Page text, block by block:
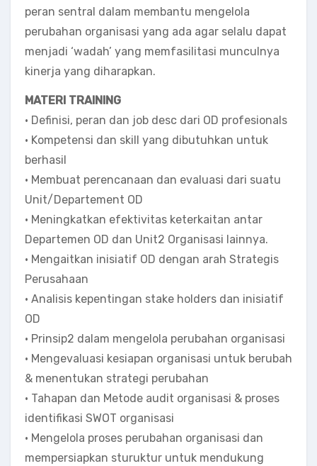
peran sentral dalam membantu mengelola
perubahan organisasi yang ada agar selalu dapat
menjadi ‘wadah’ yang memfasilitasi munculnya
kinerja yang diharapkan.
MATERI TRAINING
• Definisi, peran dan job desc dari OD profesionals
• Kompetensi dan skill yang dibutuhkan untuk
berhasil
• Membuat perencanaan dan evaluasi dari suatu
Unit/Departement OD
• Meningkatkan efektivitas keterkaitan antar
Departemen OD dan Unit2 Organisasi lainnya.
• Mengaitkan inisiatif OD dengan arah Strategis
Perusahaan
• Analisis kepentingan stake holders dan inisiatif
OD
• Prinsip2 dalam mengelola perubahan organisasi
• Mengevaluasi kesiapan organisasi untuk berubah
& menentukan strategi perubahan
• Tahapan dan Metode audit organisasi & proses
identifikasi SWOT organisasi
• Mengelola proses perubahan organisasi dan
mempersiapkan sturuktur untuk mendukung